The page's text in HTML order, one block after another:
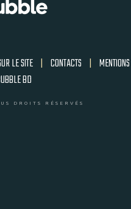
LE SITE | CONTACTS | MENTIONS
BD
DROITS RÉSERVÉS